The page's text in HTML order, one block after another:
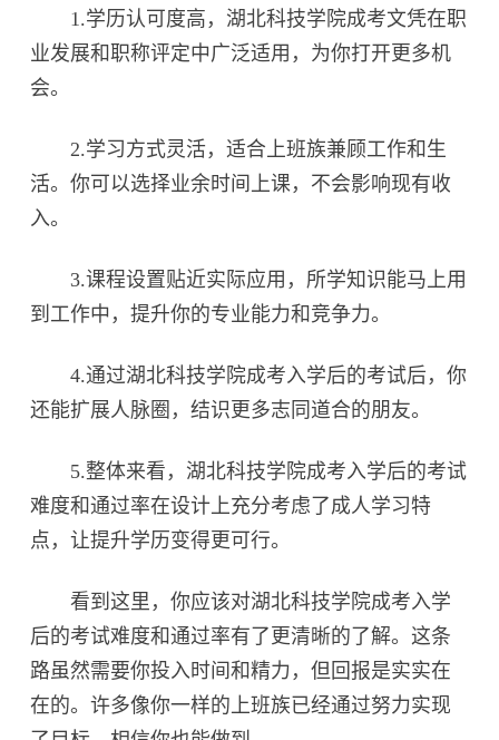
1.学历认可度高，湖北科技学院成考文凭在职
业发展和职称评定中广泛适用，为你打开更多机
会。
2.学习方式灵活，适合上班族兼顾工作和生
活。你可以选择业余时间上课，不会影响现有收
入。
3.课程设置贴近实际应用，所学知识能马上用
到工作中，提升你的专业能力和竞争力。
4.通过湖北科技学院成考入学后的考试后，你
还能扩展人脉圈，结识更多志同道合的朋友。
5.整体来看，湖北科技学院成考入学后的考试
难度和通过率在设计上充分考虑了成人学习特
点，让提升学历变得更可行。
看到这里，你应该对湖北科技学院成考入学
后的考试难度和通过率有了更清晰的了解。这条
路虽然需要你投入时间和精力，但回报是实实在
在的。许多像你一样的上班族已经通过努力实现